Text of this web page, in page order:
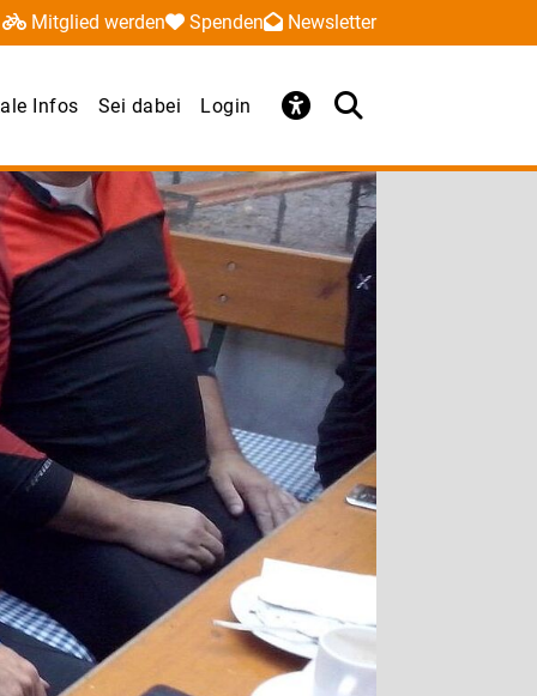
Mitglied werden Spenden Newsletter
Infos Sei dabei Login